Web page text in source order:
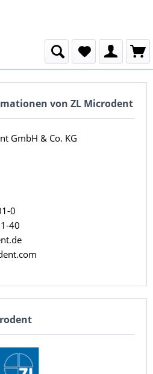
von ZL Microdent
GmbH & Co. KG
0
40